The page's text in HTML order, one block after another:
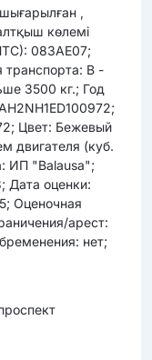
,
көлемі
083АЕ07;
транспорта: B -
3500 кг.; Год
Цвет: Бежевый
двигателя (куб.
ИП "Balausa";
Дата оценки:
Оценочная
арест:
нет;